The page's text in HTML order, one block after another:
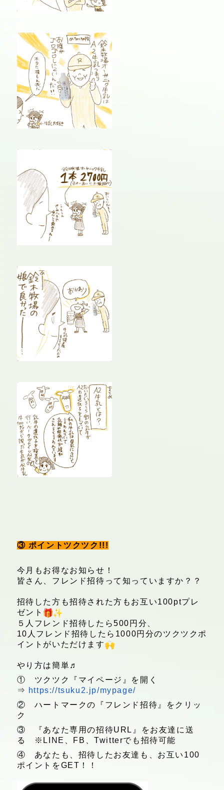
③ ポイントツクツク!!!
今月もお得なお知らせ！
皆さん、フレンド招待って知っていますか？？
招待した方も招待された方もお互い100ptプレ
ゼント
５人フレンド招待したら500円分、
10人フレンド招待したら1000円分のツクツクポ
イントがいた だけます
やり方は簡単♬
① ツクツク『マイページ』を開く
⇒ https://tsuku2.jp/mypage/
② ハートマークの『フレンド招待』をクリッ
ク
③ 『あなた専用の招待URL』をお友達に送
る ※LINE、FB、Twitterでも招待可能
④ あなたも、招待したお友達も、お互い100
ポイントをGET！！